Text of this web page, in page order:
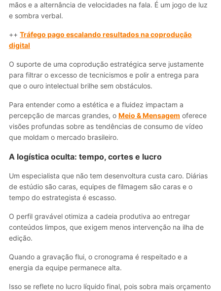
mãos e a alternância de velocidades na fala. É um jogo de luz
e sombra verbal.
++ Tráfego pago escalando resultados na coprodução
digital
O suporte de uma coprodução estratégica serve justamente
para filtrar o excesso de tecnicismos e polir a entrega para
que o ouro intelectual brilhe sem obstáculos.
Para entender como a estética e a fluidez impactam a
percepção de marcas grandes, o Meio & Mensagem oferece
visões profundas sobre as tendências de consumo de vídeo
que moldam o mercado brasileiro.
A logística oculta: tempo, cortes e lucro
Um especialista que não tem desenvoltura custa caro. Diárias
de estúdio são caras, equipes de filmagem são caras e o
tempo do estrategista é escasso.
O perfil gravável otimiza a cadeia produtiva ao entregar
conteúdos limpos, que exigem menos intervenção na ilha de
edição.
Quando a gravação flui, o cronograma é respeitado e a
energia da equipe permanece alta.
Isso se reflete no lucro líquido final, pois sobra mais orçamento